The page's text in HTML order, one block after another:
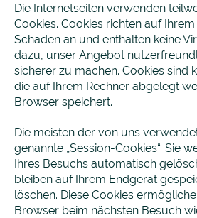
Die Internetseiten verwenden
Cookies. Cookies richten auf
Schaden an und enthalten keine
dazu, unser Angebot
sicherer zu machen. Cookies sind
die auf Ihrem Rechner abgelegt
Browser speichert.
Die meisten der von uns
genannte „Session-Cookies“. Sie
Ihres Besuchs automatisch
bleiben auf Ihrem Endgerät
löschen. Diese Cookies
Browser beim nächsten Besuch